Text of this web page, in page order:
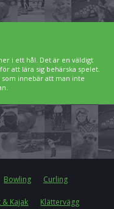
i ett hål. Det är en väldigt
att lära sig behärska spelet.
innebär att man inte
Bowling Curling
& Kajak Klättervägg